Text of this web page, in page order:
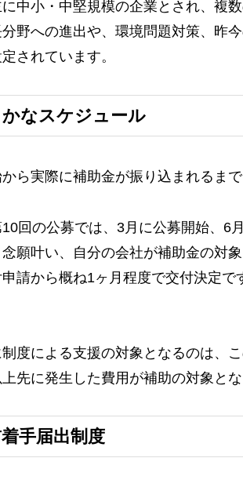
中小・中堅規模の企業とされ、複
野への進出や、環境問題対策、昨
されています。
なスケジュール
ら実際に補助金が振り込まれるま
回の公募では、3月に公募開始、6
願叶い、自分の会社が補助金の対
請から概ね1ヶ月程度で交付決定
度による支援の対象となるのは、
先に発生した費用が補助の対象とな
手届出制度